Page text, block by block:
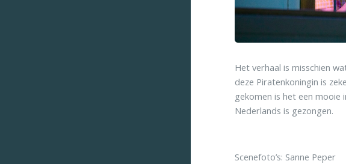
Het verhaal is misschien
deze Piratenkoningin is
gekomen is het een
Nederlands is gezongen.
Scenefoto’s: Sanne Peper